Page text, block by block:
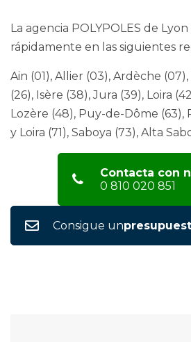
La agencia POLYPOLES de
rápidamente en las siguientes
Ain (01), Allier (03), Ardèche
(26), Isère (38), Jura (39), Loira
Lozère (48), Puy-de-Dôme (63),
y Loira (71), Saboya (73), Alta
Contacta con
0 810 020 851
Consigue un